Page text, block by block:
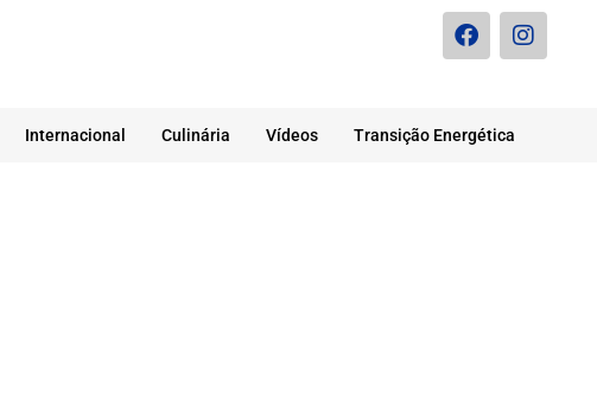
Internacional Culinária Vídeos Transição Energética